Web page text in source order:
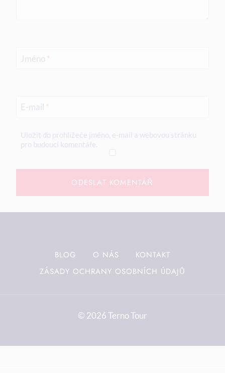
Jméno *
E-mail *
Uložit do prohlížeče jméno, e-mail a webovou stránku
pro budoucí komentáře.
BLOG O NÁS
KONTAKT
ZÁSADY OCHRANY OSOBNÍCH ÚDAJŮ
© 2026 Terno Tour